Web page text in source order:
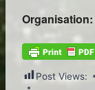
Organisation:
Post Views: